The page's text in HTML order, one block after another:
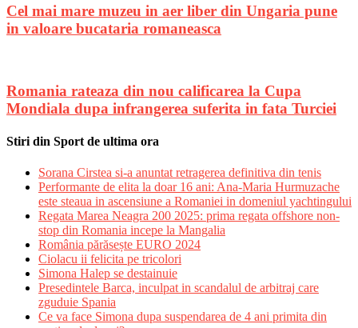
Cel mai mare muzeu in aer liber din Ungaria pune
in valoare bucataria romaneasca
Romania rateaza din nou calificarea la Cupa
Mondiala dupa infrangerea suferita in fata Turciei
Stiri din Sport de ultima ora
Sorana Cirstea si-a anuntat retragerea definitiva din tenis
Performante de elita la doar 16 ani: Ana-Maria Hurmuzache
este steaua in ascensiune a Romaniei in domeniul yachtingului
Regata Marea Neagra 200 2025: prima regata offshore non-
stop din Romania incepe la Mangalia
România părăsește EURO 2024
Ciolacu ii felicita pe tricolori
Simona Halep se destainuie
Presedintele Barca, inculpat in scandalul de arbitraj care
zguduie Spania
Ce va face Simona dupa suspendarea de 4 ani primita din